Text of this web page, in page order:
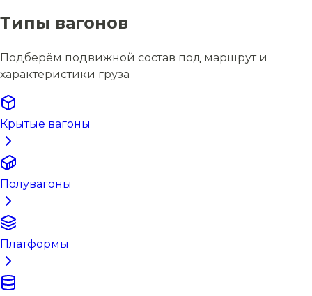
Типы вагонов
Подберём подвижной состав под маршрут и
характеристики груза
Крытые вагоны
Полувагоны
Платформы